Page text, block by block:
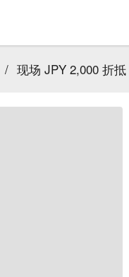
/ 现场 JPY 2,000 折抵